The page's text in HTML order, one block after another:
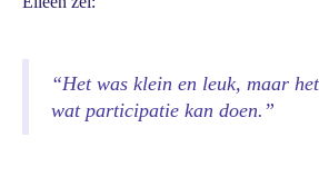
“Het was klein en leuk, maar
wat participatie kan doen.”